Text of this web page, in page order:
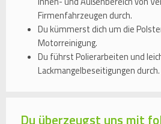
Firmenfahrzeugen durch.
Du kümmerst dich um die
Motorreinigung.
Du führst Polierarbeiten und
Lackmangelbeseitigungen durch.
Du überzeugst uns mit